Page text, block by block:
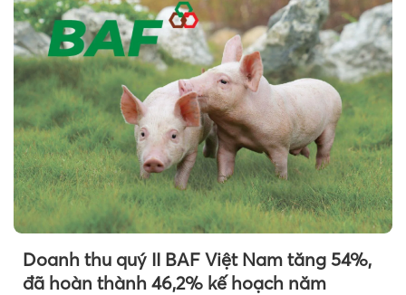
Doanh thu quý II BAF Việt Nam tăng 54%,
đã hoàn thành 46,2% kế hoạch năm